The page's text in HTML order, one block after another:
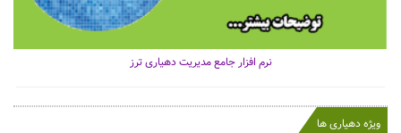
نرم افزار جامع مدیریت دهیاری ترز
ویژه دهیاری ها